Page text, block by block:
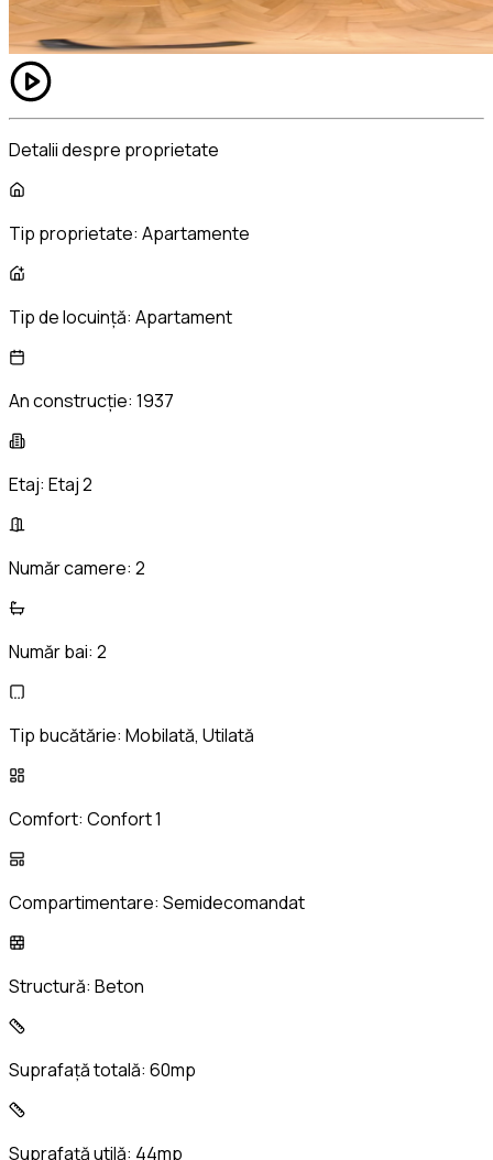
Detalii despre proprietate
Tip proprietate: Apartamente
Tip de locuință: Apartament
An construcție: 1937
Etaj: Etaj 2
Număr camere: 2
Număr bai: 2
Tip bucătărie: Mobilată, Utilată
Comfort: Confort 1
Compartimentare: Semidecomandat
Structură: Beton
Suprafață totală: 60mp
Suprafață utilă: 44mp